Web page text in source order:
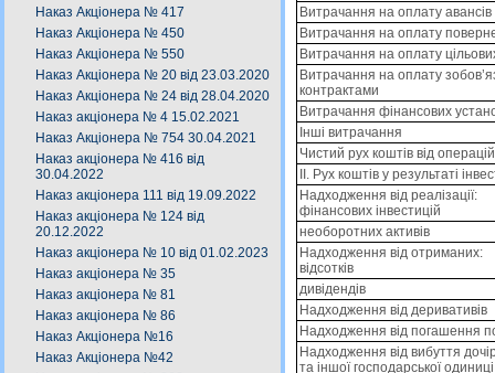
Наказ Акціонера № 417
Наказ Акціонера № 450
Наказ Акціонера № 550
Наказ Акціонера № 20 від 23.03.2020
Наказ Акціонера № 24 від 28.04.2020
Наказ акціонера № 4 15.02.2021
Наказ Акціонера № 754 30.04.2021
Наказ акціонера № 416 від
30.04.2022
Наказ акціонера 111 від 19.09.2022
Наказ акціонера № 124 від
20.12.2022
Наказ акціонера № 10 від 01.02.2023
Наказ акціонера № 35
Наказ акціонера № 81
Наказ акціонера № 86
Наказ Акціонера №16
Наказ Акціонера №42
Витрачання на оплату авансів
Витрачання на оплату
Витрачання на оплату
Витрачання на оплату
контрактами
Витрачання фінансових
Інші витрачання
Чистий рух коштів від
II. Рух коштів у результаті
Надходження від реалізації:
фінансових інвестицій
необоротних активів
Надходження від отриманих:
відсотків
дивідендів
Надходження від деривативів
Надходження від погашення
Надходження від вибуття
та іншої господарської одиниці